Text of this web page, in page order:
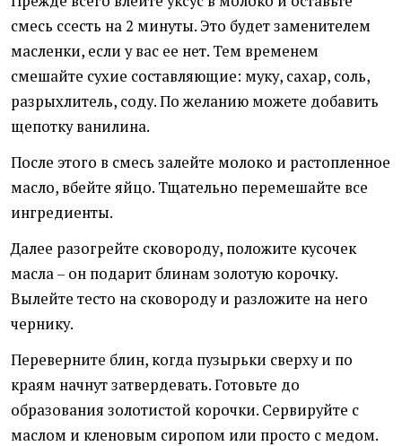
смесь ссесть на 2 минуты. Это будет заменителем
масленки, если у вас ее нет. Тем временем
смешайте сухие составляющие: муку, сахар, соль,
разрыхлитель, соду. По желанию можете добавить
щепотку ванилина.
После этого в смесь залейте молоко и растопленное
масло, вбейте яйцо. Тщательно перемешайте все
ингредиенты.
Далее разогрейте сковороду, положите кусочек
масла – он подарит блинам золотую корочку.
Вылейте тесто на сковороду и разложите на него
чернику.
Переверните блин, когда пузырьки сверху и по
краям начнут затвердевать. Готовьте до
образования золотистой корочки. Сервируйте с
маслом и кленовым сиропом или просто с медом.